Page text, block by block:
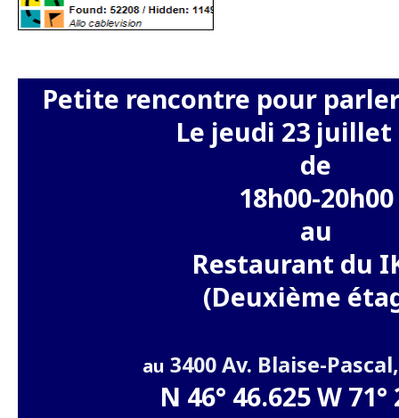
Petite rencontre pour
Le jeudi 23 juillet
de
18h00-20h00
au
Restaurant du
(Deuxième
au 3400 Av. Blaise-
N 46° 46.625 W 71°